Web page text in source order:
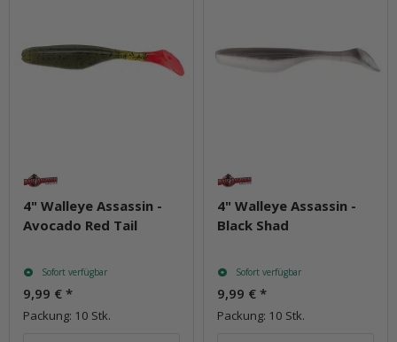
4" Walleye Assassin -
Avocado Red Tail
Sofort verfügbar
9,99 € *
Packung: 10 Stk.
4" Walleye Assassin -
Black Shad
Sofort verfügbar
9,99 € *
Packung: 10 Stk.